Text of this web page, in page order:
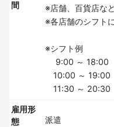
間
※店舗、百貨店な
※各店舗のシフト
※シフト例
9:00 ～ 18:00
10:00 ～ 19:00
11:30 ～ 20:30
雇用形
態
派遣